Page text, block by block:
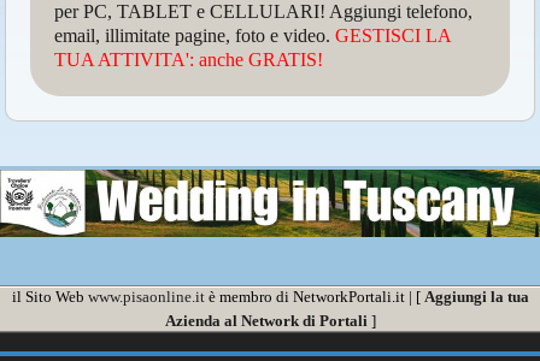
per PC, TABLET e CELLULARI! Aggiungi telefono,
email, illimitate pagine, foto e video.GESTISCI LA
TUA ATTIVITA': anche GRATIS!
il Sito Web www.pisaonline.itè membro di NetworkPortali.it | [ Aggiungi la tua
Azienda al Network di Portali ]